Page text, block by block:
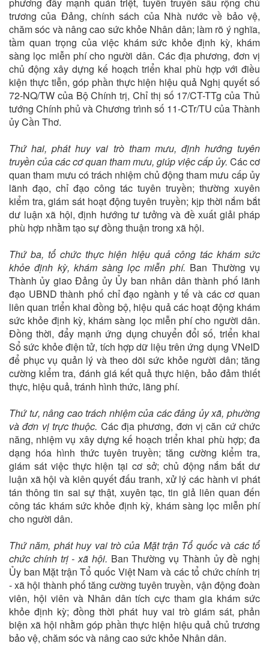
phương đẩy mạnh quán triệt, tuyên truyền sâu rộng chủ
trương của Đảng, chính sách của Nhà nước về bảo vệ,
chăm sóc và nâng cao sức khỏe Nhân dân; làm rõ ý nghĩa,
tầm quan trọng của việc khám sức khỏe định kỳ, khám
sàng lọc miễn phí cho người dân. Các địa phương, đơn vị
chủ động xây dựng kế hoạch triển khai phù hợp với điều
kiện thực tiễn, góp phần thực hiện hiệu quả Nghị quyết số
72-NQ/TW của Bộ Chính trị, Chỉ thị số 17/CT-TTg của Thủ
tướng Chính phủ và Chương trình số 11-CTr/TU của Thành
ủy Cần Thơ.
Thứ hai, phát huy vai trò tham mưu, định hướng tuyên
truyền của các cơ quan tham mưu, giúp việc cấp ủy. Các cơ
quan tham mưu có trách nhiệm chủ động tham mưu cấp ủy
lãnh đạo, chỉ đạo công tác tuyên truyền; thường xuyên
kiểm tra, giám sát hoạt động tuyên truyền; kịp thời nắm bắt
dư luận xã hội, định hướng tư tưởng và đề xuất giải pháp
phù hợp nhằm tạo sự đồng thuận trong xã hội.
Thứ ba, tổ chức thực hiện hiệu quả công tác khám sức
khỏe định kỳ, khám sàng lọc miễn phí. Ban Thường vụ
Thành ủy giao Đảng ủy Ủy ban nhân dân thành phố lãnh
đạo UBND thành phố chỉ đạo ngành y tế và các cơ quan
liên quan triển khai đồng bộ, hiệu quả các hoạt động khám
sức khỏe định kỳ, khám sàng lọc miễn phí cho người dân.
Đồng thời, đẩy mạnh ứng dụng chuyển đổi số, triển khai
Sổ sức khỏe điện tử, tích hợp dữ liệu trên ứng dụng VNeID
để phục vụ quản lý và theo dõi sức khỏe người dân; tăng
cường kiểm tra, đánh giá kết quả thực hiện, bảo đảm thiết
thực, hiệu quả, tránh hình thức, lãng phí.
Thứ tư, nâng cao trách nhiệm của các đảng ủy xã, phường
và đơn vị trực thuộc. Các địa phương, đơn vị căn cứ chức
năng, nhiệm vụ xây dựng kế hoạch triển khai phù hợp; đa
dạng hóa hình thức tuyên truyền; tăng cường kiểm tra,
giám sát việc thực hiện tại cơ sở; chủ động nắm bắt dư
luận xã hội và kiên quyết đấu tranh, xử lý các hành vi phát
tán thông tin sai sự thật, xuyên tạc, tin giả liên quan đến
công tác khám sức khỏe định kỳ, khám sàng lọc miễn phí
cho người dân.
Thứ năm, phát huy vai trò của Mặt trận Tổ quốc và các tổ
chức chính trị - xã hội. Ban Thường vụ Thành ủy đề nghị
Ủy ban Mặt trận Tổ quốc Việt Nam và các tổ chức chính trị
- xã hội thành phố tăng cường tuyên truyền, vận động đoàn
viên, hội viên và Nhân dân tích cực tham gia khám sức
khỏe định kỳ; đồng thời phát huy vai trò giám sát, phản
biện xã hội nhằm góp phần thực hiện hiệu quả chủ trương
bảo vệ, chăm sóc và nâng cao sức khỏe Nhân dân.